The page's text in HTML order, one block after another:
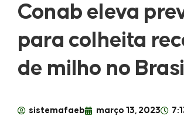
Conab eleva
para colheita
de milho no Brasil
sistemafaeb março 13, 2023